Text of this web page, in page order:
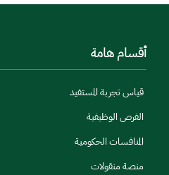
أقسام هامة
قياس تجربة المستفيد
الفرص الوظيفية
المنافسات الحكومية
منصة منقولات